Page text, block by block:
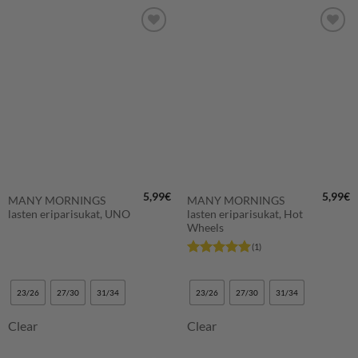
MANY MORNINGS
lasten eriparisukat, UNO
5,99€
23/26 27/30 31/34
Clear
MANY MORNINGS
lasten eriparisukat, Hot
Wheels
tuotteesta:5
/ 5
(1)
5,99€
23/26 27/30 31/34
Clear